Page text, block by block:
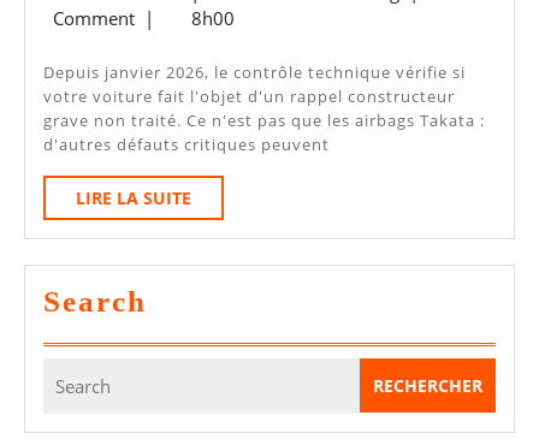
2026
:
Est
Vraiment
mai
Comment | 8h00
Depuis janvier 2026, le contrôle technique vérifie si
votre voiture fait l'objet d'un rappel constructeur
grave non traité. Ce n'est pas que les airbags Takata :
d'autres défauts critiques peuvent
LIRE LA SUITE
LA
Search
for: